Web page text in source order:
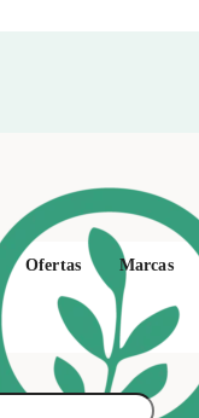
Ofertas Marcas